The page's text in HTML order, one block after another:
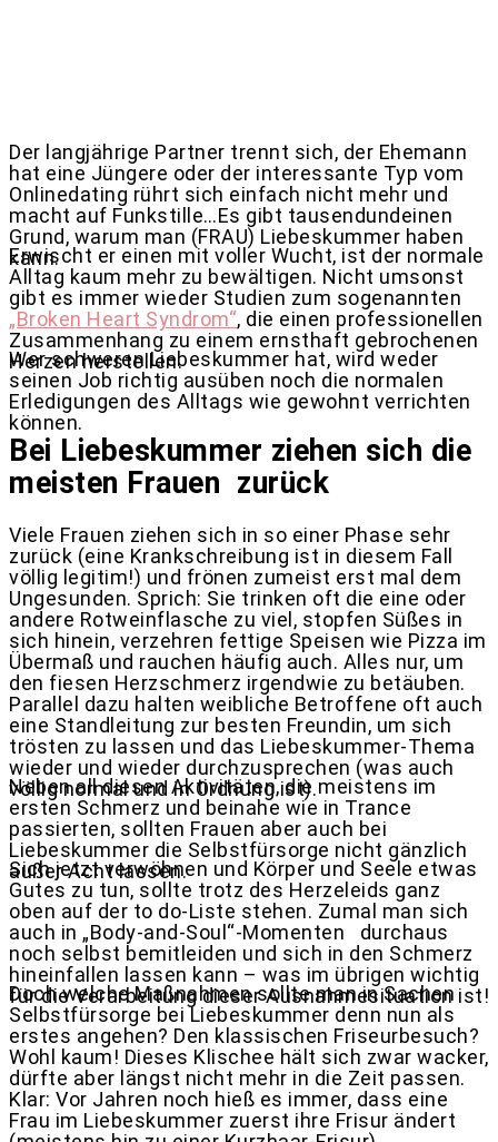
Der langjährige Partner trennt sich, der Ehemann
hat eine Jüngere oder der interessante Typ vom
Onlinedating rührt sich einfach nicht mehr und
macht auf Funkstille…Es gibt tausendundeinen
Grund, warum man (FRAU) Liebeskummer haben
kann.
Erwischt er einen mit voller Wucht, ist der normale
Alltag kaum mehr zu bewältigen. Nicht umsonst
gibt es immer wieder Studien zum sogenannten
„Broken Heart Syndrom“, die einen professionellen
Zusammenhang zu einem ernsthaft gebrochenen
Herzen herstellen.
Wer schweren Liebeskummer hat, wird weder
seinen Job richtig ausüben noch die normalen
Erledigungen des Alltags wie gewohnt verrichten
können.
Bei Liebeskummer ziehen sich die
meisten Frauen zurück
Viele Frauen ziehen sich in so einer Phase sehr
zurück (eine Krankschreibung ist in diesem Fall
völlig legitim!) und frönen zumeist erst mal dem
Ungesunden. Sprich: Sie trinken oft die eine oder
andere Rotweinflasche zu viel, stopfen Süßes in
sich hinein, verzehren fettige Speisen wie Pizza im
Übermaß und rauchen häufig auch. Alles nur, um
den fiesen Herzschmerz irgendwie zu betäuben.
Parallel dazu halten weibliche Betroffene oft auch
eine Standleitung zur besten Freundin, um sich
trösten zu lassen und das Liebeskummer-Thema
wieder und wieder durchzusprechen (was auch
völlig normal und in Ordnung ist).
Neben all diesen Aktivitäten, die meistens im
ersten Schmerz und beinahe wie in Trance
passierten, sollten Frauen aber auch bei
Liebeskummer die Selbstfürsorge nicht gänzlich
außer Acht lassen.
Sich jetzt verwöhnen und Körper und Seele etwas
Gutes zu tun, sollte trotz des Herzeleids ganz
oben auf der to do-Liste stehen. Zumal man sich
auch in „Body-and-Soul“-Momenten durchaus
noch selbst bemitleiden und sich in den Schmerz
hineinfallen lassen kann – was im übrigen wichtig
für die Verarbeitung dieser Ausnahmesituation ist!
Doch welche Maßnahmen sollte man in Sachen
Selbstfürsorge bei Liebeskummer denn nun als
erstes angehen? Den klassischen Friseurbesuch?
Wohl kaum! Dieses Klischee hält sich zwar wacker,
dürfte aber längst nicht mehr in die Zeit passen.
Klar: Vor Jahren noch hieß es immer, dass eine
Frau im Liebeskummer zuerst ihre Frisur ändert